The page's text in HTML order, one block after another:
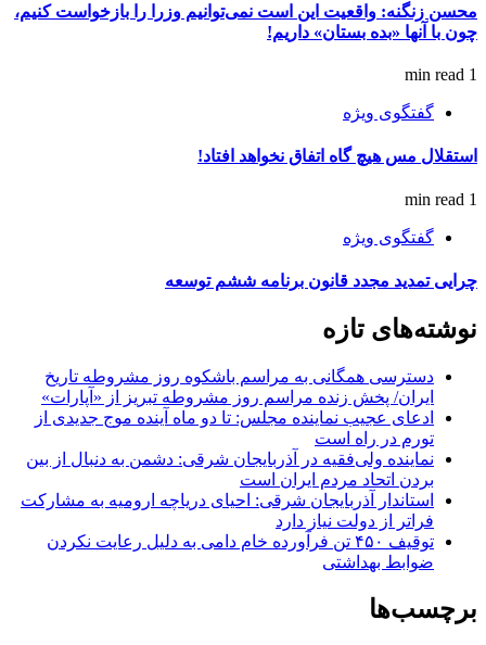
محسن زنگنه: واقعیت این است نمی‌توانیم وزرا را بازخواست کنیم،
چون با آنها «بده بستان» داریم!
1 min read
گفتگوی ویژه
استقلال مس هیچ گاه اتفاق نخواهد افتاد!
1 min read
گفتگوی ویژه
چرایی تمدید مجدد قانون برنامه ششم توسعه
نوشته‌های تازه
دسترسی همگانی به مراسم باشکوه روز مشروطه تاریخ
ایران/ پخش زنده مراسم روز مشروطه تبریز از «آپارات»
ادعای عجیب نماینده مجلس: تا دو ماه آینده موج جدیدی از
تورم در راه است
نماینده ولی‌فقیه در آذربایجان شرقی: دشمن به دنبال از بین
بردن اتحاد مردم ایران است
استاندار آذربایجان شرقی: احیای دریاچه ارومیه به مشارکت
فراتر از دولت نیاز دارد
توقیف ۴۵۰ تن فرآورده خام دامی به دلیل رعایت نکردن
ضوابط بهداشتی
برچسب‌ها